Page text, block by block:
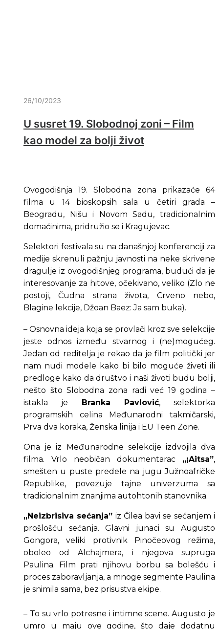
26/10/2023
U susret 19. Slobodnoj zoni – Film
kao model za bolji život
Ovogodišnja 19. Slobodna zona prikazaće 64
filma u 14 bioskopsih sala u četiri grada –
Beogradu, Nišu i Novom Sadu, tradicionalnim
domaćinima, pridružio se i Kragujevac.
Selektori festivala su na današnjoj konferenciji za
medije skrenuli pažnju javnosti na neke skrivene
dragulje iz ovogodišnjeg programa, budući da je
interesovanje za hitove, očekivano, veliko (Zlo ne
postoji, Čudna strana života, Crveno nebo,
Blagine lekcije, Džoan Baez: Ja sam buka)​.
– Osnovna ideja koja se provlači kroz sve selekcije
jeste odnos između stvarnog i (ne)mogućeg.
Jedan od reditelja je rekao da je film politički jer
nam nudi modele kako bi bilo moguće živeti ili
predloge kako da društvo i naši životi budu bolji,
nešto što Slobodna zona radi već 19 godina –
istakla je
Branka Pavlović, selektorka
programskih celina Međunarodni takmičarski,
Prva dva koraka, Ženska linija i EU Teen Zone.
Ona je iz Međunarodne selekcije izdvojila dva
filma. Vrlo neobičan dokumentarac „¡Aitsa”,
smešten u puste predele na jugu Južnoafričke
Republike, povezuje tajne univerzuma sa
tradicionalnim znanjima autohtonih stanovnika.
„Neizbrisiva sećanja” iz Čilea bavi se sećanjem i
prošlošću sećanja. Glavni junaci su Augusto
Gongora, veliki protivnik Pinočeovog režima,
oboleo od Alchajmera, i njegova supruga
Paulina. Film prati njihovu borbu sa bolešću i
proces zaboravljanja, a mnoge segmente Paulina
je snimila sama, bez prisustva ekipe.
– To su vrlo potresne i intimne scene. Augusto je
umro u maju ove godine, što daje dodatnu